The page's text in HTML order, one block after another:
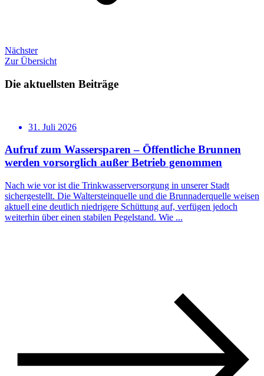
Nächster
Zur Übersicht
Die aktuellsten Beiträge
31. Juli 2026
Aufruf zum Wassersparen – Öffentliche Brunnen
werden vorsorglich außer Betrieb genommen
Nach wie vor ist die Trinkwasserversorgung in unserer Stadt
sichergestellt. Die Waltersteinquelle und die Brunnaderquelle weisen
aktuell eine deutlich niedrigere Schüttung auf, verfügen jedoch
weiterhin über einen stabilen Pegelstand. Wie ...